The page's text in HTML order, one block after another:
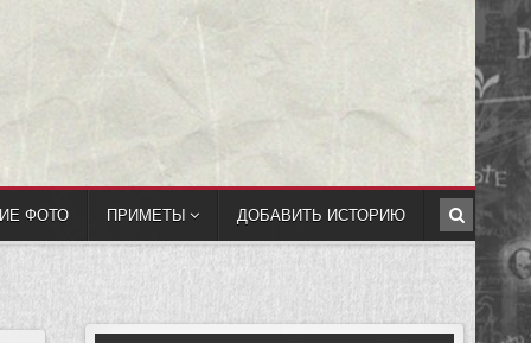
ФОТО ПРИМЕТЫ ДОБАВИТЬ ИСТОРИЮ